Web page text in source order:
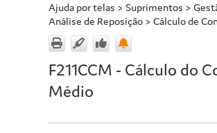
Ajuda por telas > Suprimentos >
Análise de Reposição > Cálculo de
F211CCM - Cálculo do
Médio